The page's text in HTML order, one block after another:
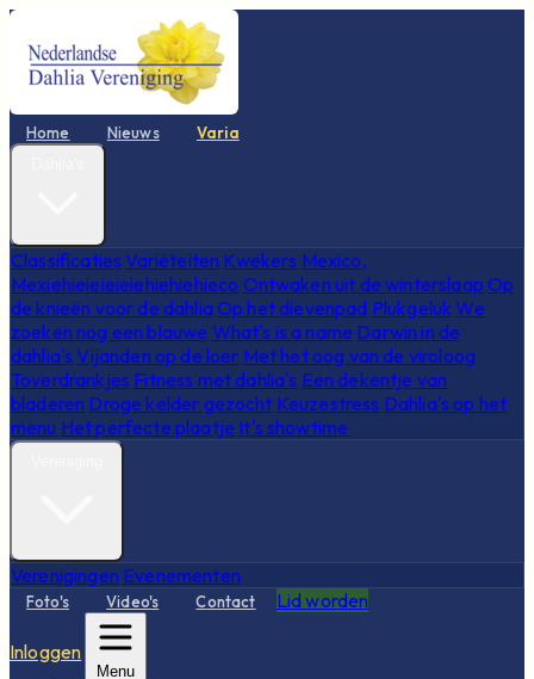
Home Nieuws Varia
Classificaties Variëteiten Kwekers Mexico,
Mexiehieieieieiehiehiehieco Ontwaken uit de winterslaap Op
de knieën voor de dahliaOp het dievenpad Plukgeluk We
zoeken nog een blauwe What's is a name Darwin in de
dahlia's Vijanden op de loer Met het oog van de viroloog
Toverdrankjes Fitness met dahlia's Een dekentje van
bladeren Droge kelder gezocht Keuzestress Dahlia's op het
menu Het perfecte plaatje It's showtime
Verenigingen Evenementen
Foto's Video's Contact Lid worden
Inloggen
Menu